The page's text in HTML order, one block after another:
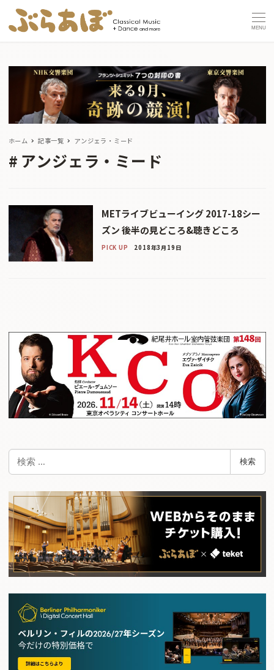
MENU
ホーム 記事一覧 アンジェラ・ミード
アンジェラ・ミード
METライブビューイング 2017-18シー
ズン 後半の見どころ&聴きどころ
PICK UP 2018年3月19日
検
検索